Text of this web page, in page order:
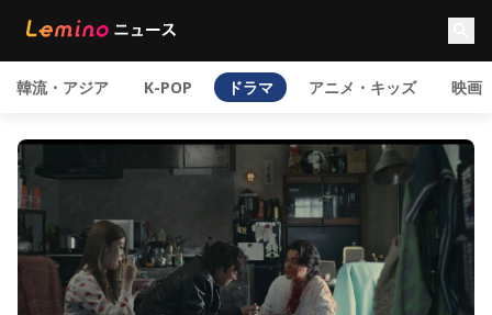
韓流・アジア K-POP ドラマ アニメ・キッズ 映画